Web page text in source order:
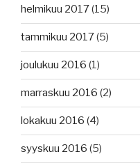
helmikuu 2017(15)
tammikuu 2017(5)
joulukuu 2016 (1)
marraskuu 2016 (2)
lokakuu 2016 (4)
syyskuu 2016 (5)